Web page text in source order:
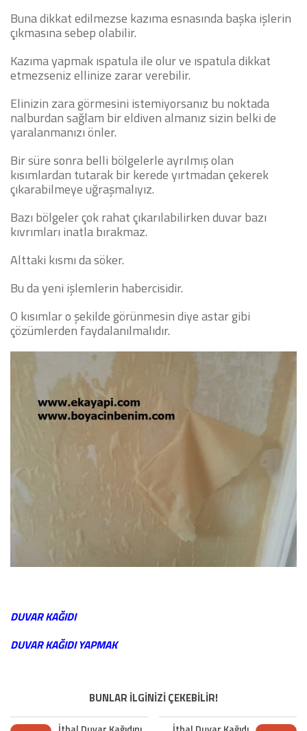
Buna dikkat edilmezse kazıma esnasında başka işlerin
çıkmasına sebep olabilir.
Kazıma yapmak ıspatula ile olur ve ıspatula dikkat
etmezseniz ellinize zarar verebilir.
Elinizin zara görmesini istemiyorsanız bu noktada
nalburdan sağlam bir eldiven almanız sizin belki de
yaralanmanızı önler.
Bir süre sonra belli bölgelerle ayrılmış olan
kısımlardan tutarak bir kerede yırtmadan çekerek
çıkarabilmeye uğraşmalıyız.
Bazı bölgeler çok rahat çıkarılabilirken duvar bazı
kıvrımları inatla bırakmaz.
Alttaki kısmı da söker.
Bu da yeni işlemlerin habercisidir.
O kısımlar o şekilde görünmesin diye astar gibi
çözümlerden faydalanılmalıdır.
DUVAR KAĞIDI
DUVAR KAĞIDI YAPMAK
BUNLAR İLGİNİZİ ÇEKEBİLİR!